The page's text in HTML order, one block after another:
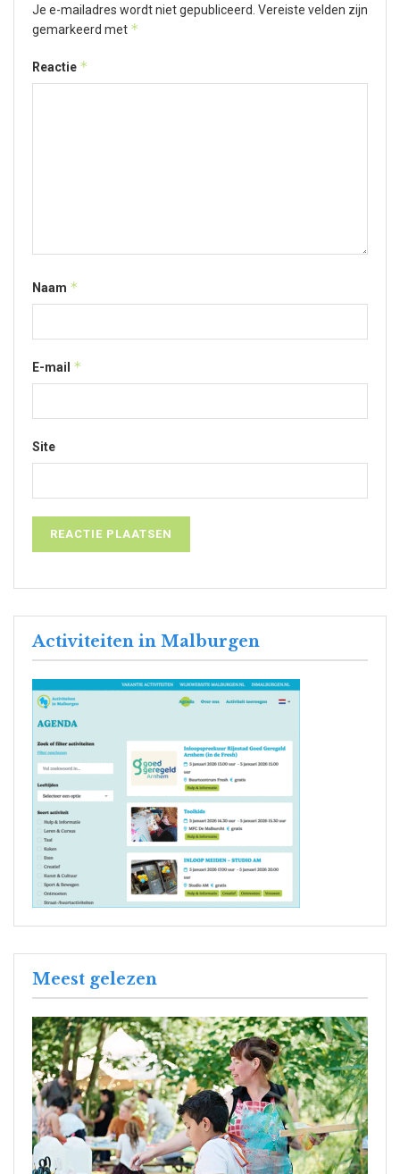
Je e-mailadres wordt niet gepubliceerd. Vereiste velden zijn
gemarkeerd met *
Reactie *
Naam *
E-mail *
Site
Activiteiten in Malburgen
Meest gelezen